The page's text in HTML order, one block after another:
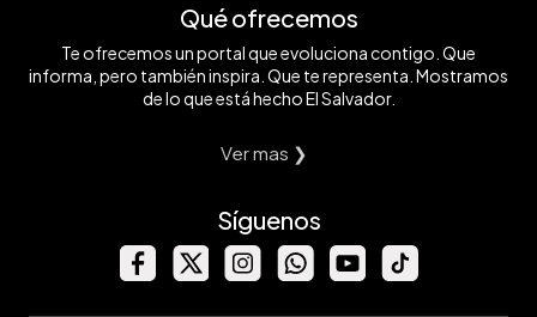
Qué ofrecemos
Te ofrecemos un portal que evoluciona contigo. Que
informa, pero también inspira. Que te representa. Mostramos
de lo que está hecho El Salvador.
Ver mas ❯
Síguenos